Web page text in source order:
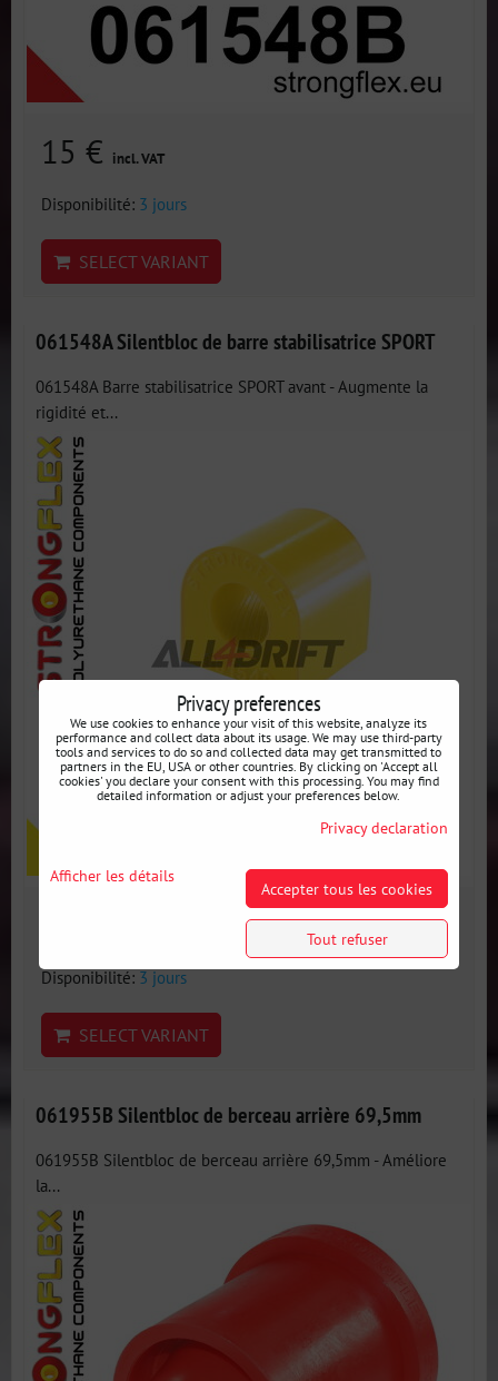
15 € incl. VAT
Disponibilité: 3 jours
SELECT VARIANT
061548A Silentbloc de barre stabilisatrice SPORT
061548A Barre stabilisatrice SPORT avant - Augmente la
rigidité et...
Disponibilité: 3 jours
SELECT VARIANT
061955B Silentbloc de berceau arrière 69,5mm
061955B Silentbloc de berceau arrière 69,5mm - Améliore
la...
Privacy preferences
We use cookies to enhance your visit of this website, analyze its
performance and collect data about its usage. We may use third-party
tools and services to do so and collected data may get transmitted to
partners in the EU, USA or other countries. By clicking on 'Accept all
cookies' you declare your consent with this processing. You may find
detailed information or adjust your preferences below.
Privacy declaration
Afficher les détails
Accepter tous les cookies
Tout refuser